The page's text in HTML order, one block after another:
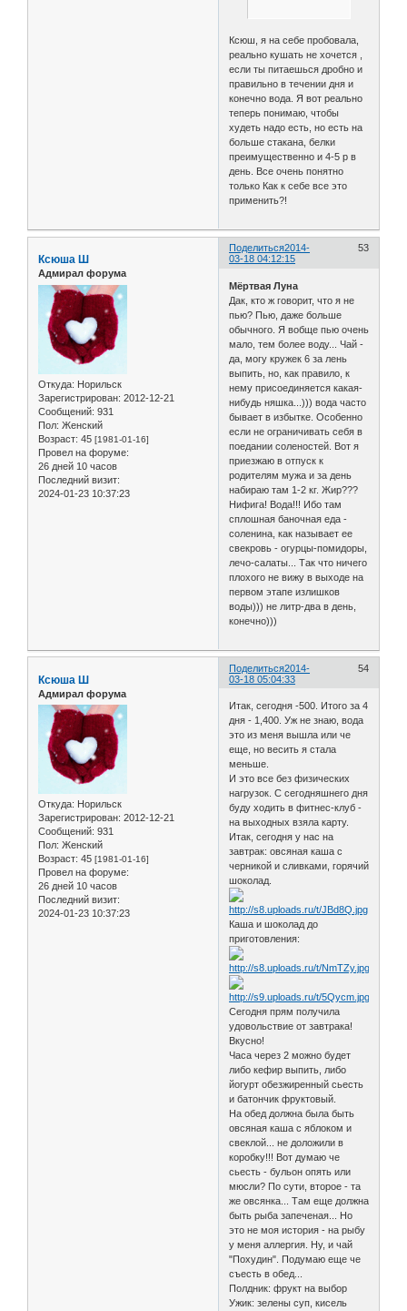
Ксюш, я на себе пробовала,
реально кушать не хочется ,
если ты питаешься дробно и
правильно в течении дня и
конечно вода. Я вот реально
теперь понимаю, чтобы
худеть надо есть, но есть на
больше стакана, белки
преимущественно и 4-5 р в
день. Все очень понятно
только Как к себе все это
применить?!
Поделиться 53
2014-
03-18 04:12:15
Ксюша Ш
Адмирал форума
Откуда: Норильск
Зарегистрирован: 2012-12-21
Сообщений: 931
Пол: Женский
Возраст: 45 [1981-01-16]
Провел на форуме:
26 дней 10 часов
Последний визит:
2024-01-23 10:37:23
Мёртвая Луна
Дак, кто ж говорит, что я не
пью? Пью, даже больше
обычного. Я вобще пью очень
мало, тем более воду... Чай -
да, могу кружек 6 за лень
выпить, но, как правило, к
нему присоединяется какая-
нибудь няшка...))) вода часто
бывает в избытке. Особенно
если не ограничивать себя в
поедании соленостей. Вот я
приезжаю в отпуск к
родителям мужа и за день
набираю там 1-2 кг. Жир???
Нифига! Вода!!! Ибо там
сплошная баночная еда -
соленина, как называет ее
свекровь - огурцы-помидоры,
лечо-салаты... Так что ничего
плохого не вижу в выходе на
первом этапе излишков
воды))) не литр-два в день,
конечно)))
Поделиться 54
2014-
03-18 05:04:33
Ксюша Ш
Адмирал форума
Откуда: Норильск
Зарегистрирован: 2012-12-21
Сообщений: 931
Пол: Женский
Возраст: 45 [1981-01-16]
Провел на форуме:
26 дней 10 часов
Последний визит:
2024-01-23 10:37:23
Итак, сегодня -500. Итого за 4
дня - 1,400. Уж не знаю, вода
это из меня вышла или че
еще, но весить я стала
меньше.
И это все без физических
нагрузок. С сегодняшнего дня
буду ходить в фитнес-клуб -
на выходных взяла карту.
Итак, сегодня у нас на
завтрак: овсяная каша с
черникой и сливками, горячий
шоколад.
Каша и шоколад до
приготовления:
Сегодня прям получила
удовольствие от завтрака!
Вкусно!
Часа через 2 можно будет
либо кефир выпить, либо
йогурт обезжиренный сьесть
и батончик фруктовый.
На обед должна была быть
овсяная каша с яблоком и
свеклой... не доложили в
коробку!!! Вот думаю че
сьесть - бульон опять или
мюсли? По сути, второе - та
же овсянка... Там еще должна
быть рыба запеченая... Но
это не моя история - на рыбу
у меня аллергия. Ну, и чай
"Похудин". Подумаю еще че
съесть в обед...
Полдник: фрукт на выбор
Ужик: зелены суп, кисель